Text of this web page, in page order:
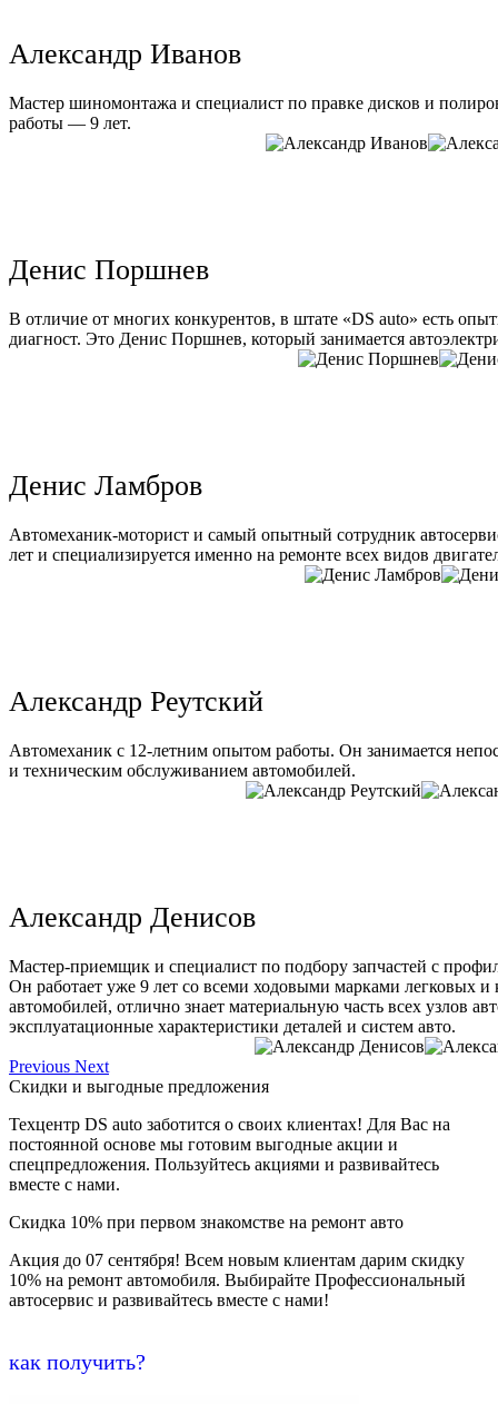
Александр Иванов
Мастер шиномонтажа и специалист по правке дисков и
работы — 9 лет.
Денис Поршнев
В отличие от многих конкурентов, в штате «DS auto» есть
диагност. Это Денис Поршнев, который занимается
Денис Ламбров
Автомеханик-моторист и самый опытный сотрудник
лет и специализируется именно на ремонте всех видов
Александр Реутский
Автомеханик с 12-летним опытом работы. Он занимается
и техническим обслуживанием автомобилей.
Александр Денисов
Мастер-приемщик и специалист по подбору запчастей с
Он работает уже 9 лет со всеми ходовыми марками легковых и
автомобилей, отлично знает материальную часть всех узлов
эксплуатационные характеристики деталей и систем авто.
Previous Next
Скидки и выгодные предложения
Техцентр DS auto заботится о своих клиентах! Для Вас на
постоянной основе мы готовим выгодные акции и
спецпредложения. Пользуйтесь акциями и развивайтесь
вместе с нами.
Скидка 10% при первом знакомстве на ремонт авто
Акция до 07 сентября! Всем новым клиентам дарим скидку
10% на ремонт автомобиля. Выбирайте Профессиональный
автосервис и развивайтесь вместе с нами!
как получить?